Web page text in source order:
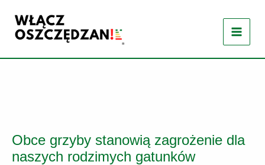
treści
Obce grzyby stanowią zagrożenie dla
naszych rodzimych gatunków